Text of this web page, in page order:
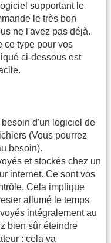
supportant le
le très bon
ne l'avez pas déjà.
ce type pour vos
ci-dessous est
d'un logiciel de
(Vous pourrez
besoin).
et stockés chez un
internet. Ce sont vos
Cela implique
allumé le temps
intégralement au
bien sûr éteindre
: cela va